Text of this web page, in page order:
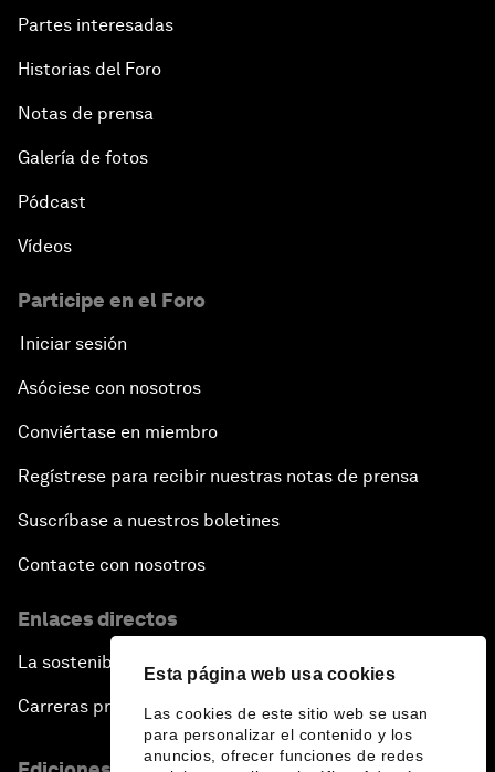
Esta página web usa cookies
Las cookies de este sitio web se usan
para personalizar el contenido y los
anuncios, ofrecer funciones de redes
Partes interesadas
Historias del Foro
Notas de prensa
Galería de fotos
Pódcast
Vídeos
Participe en el Foro
Iniciar sesión
Asóciese con nosotros
Conviértase en miembro
Regístrese para recibir nuestras notas de prensa
Suscríbase a nuestros boletines
Contacte con nosotros
Enlaces directos
La sostenibilidad en el Foro
Carreras profesionales